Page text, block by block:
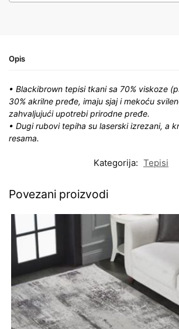
Opis
• Blackibrown tepisi tkani sa 70% viskoze
30% akrilne pređe, imaju sjaj i mekoću
zahvaljujući upotrebi prirodne pređe.
• Dugi rubovi tepiha su laserski izrezani, a
resama.
Kategorija: Tepisi
Povezani proizvodi